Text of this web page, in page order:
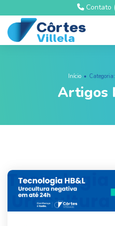
Contato
Início
Artigos